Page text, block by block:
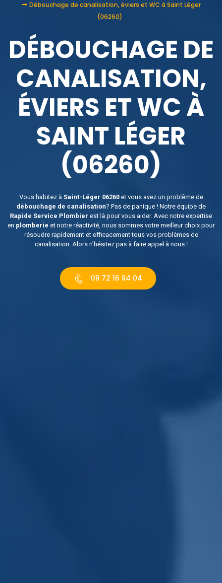
Débouchage de canalisation, éviers et WC à Saint Léger
(06260)
DÉBOUCHAGE DE
CANALISATION,
ÉVIERS ET WC À
SAINT LÉGER
(06260)
Vous habitez à Saint-Léger 06260et vous avez un problème de
débouchage de canalisation? Pas de panique ! Notre équipe de
Rapide Service Plombier est là pour vous aider. Avec notre expertise
en plomberie et notre réactivité, nous sommes votre meilleur choix pour
résoudre rapidement et efficacement tous vos problèmes de
canalisation. Alors n'hésitez pas à faire appel à nous !
09 72 16 94 04